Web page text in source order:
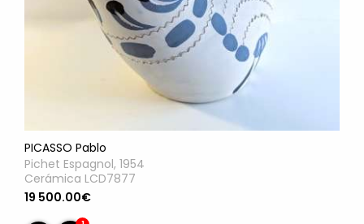
PICASSO Pablo
Pichet Espagnol, 1954
Cerámica LCD7877
19 500.00€